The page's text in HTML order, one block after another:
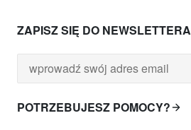
ZAPISZ SIĘ DO NEWSLETTERA
POTRZEBUJESZ POMOCY?